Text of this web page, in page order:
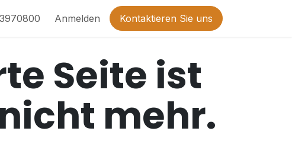
Anmelden Kontaktieren Sie uns
Seite ist
mehr.